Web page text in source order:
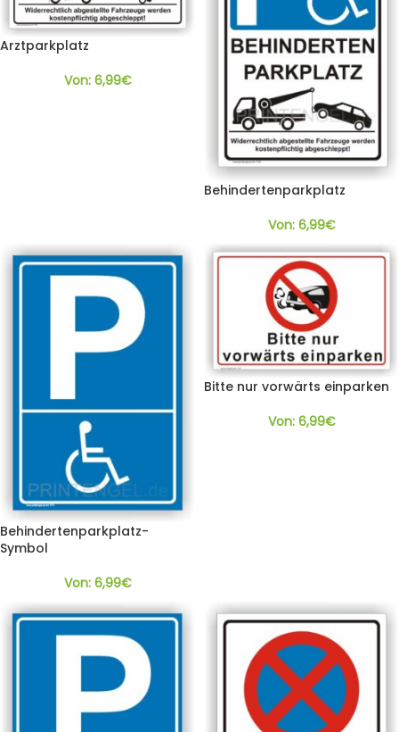
Arztparkplatz
Von: 6,99€
Behindertenparkplatz
Von: 6,99€
Behindertenparkplatz-
Symbol
Von: 6,99€
Bitte nur vorwärts einparken
Von: 6,99€